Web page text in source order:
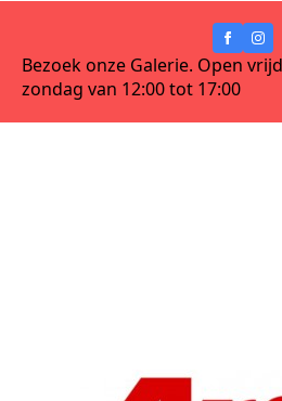
Bezoek onze Galerie. Open
zondag van 12:00 tot 17:00